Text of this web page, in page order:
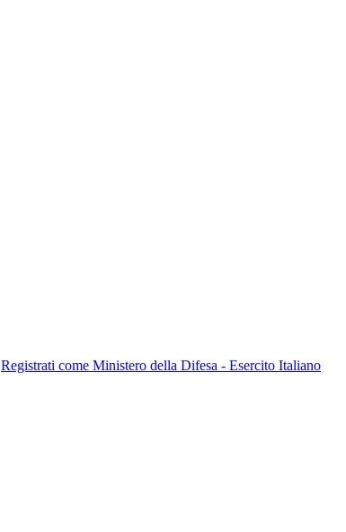
Registrati come Ministero della Difesa - Esercito Italiano